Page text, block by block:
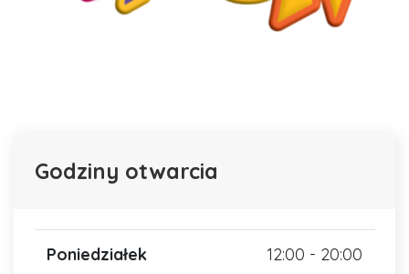
Godziny otwarcia
Poniedziałek 12:00 - 20:00